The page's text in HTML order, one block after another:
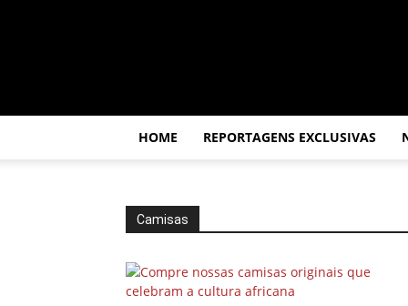
HOME REPORTAGENS EXCLUSIVAS
Camisas